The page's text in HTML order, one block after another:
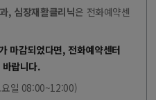
, 심장재활클리닉은 전화예약센
마감되었다면, 전화예약센터
랍니다.
일 08:00~12:00)